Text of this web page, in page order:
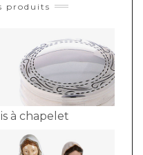
produits
à chapelet